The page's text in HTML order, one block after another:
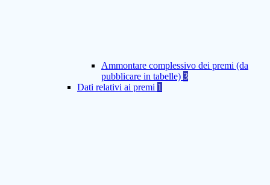
Ammontare complessivo dei premi (da
pubblicare in tabelle) 3
Dati relativi ai premi 1